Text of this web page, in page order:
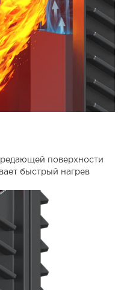
поверхности
быстрый нагрев